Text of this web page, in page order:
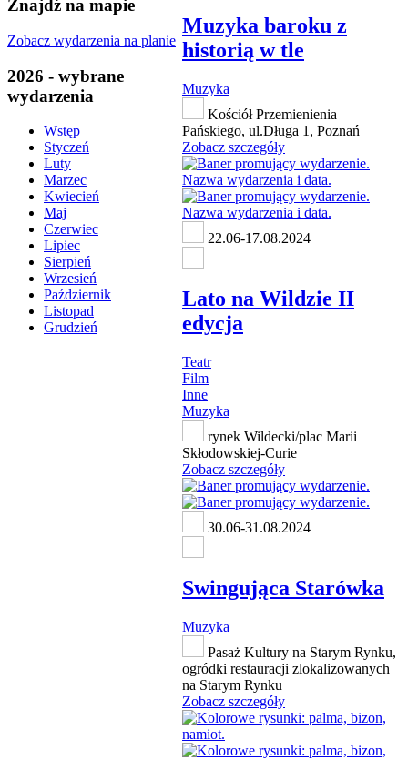
Znajdź na mapie
Zobacz wydarzenia na planie
2026 - wybrane
wydarzenia
Wstęp
Styczeń
Luty
Marzec
Kwiecień
Maj
Czerwiec
Lipiec
Sierpień
Wrzesień
Październik
Listopad
Grudzień
Muzyka baroku z
historią w tle
Muzyka
Kościół Przemienienia
Pańskiego, ul.Długa 1, Poznań
Zobacz szczegóły
22.06-17.08.2024
Lato na Wildzie II
edycja
Teatr
Film
Inne
Muzyka
rynek Wildecki/plac Marii
Skłodowskiej-Curie
Zobacz szczegóły
30.06-31.08.2024
Swingująca Starówka
Muzyka
Pasaż Kultury na Starym Rynku,
ogródki restauracji zlokalizowanych
na Starym Rynku
Zobacz szczegóły